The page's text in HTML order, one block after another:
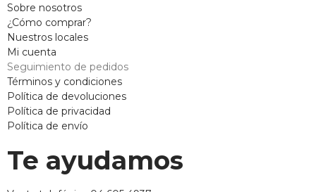
Sobre nosotros
¿Cómo comprar?
Nuestros locales
Mi cuenta
Seguimiento de pedidos
Términos y condiciones
Política de devoluciones
Política de privacidad
Política de envío
Te ayudamos